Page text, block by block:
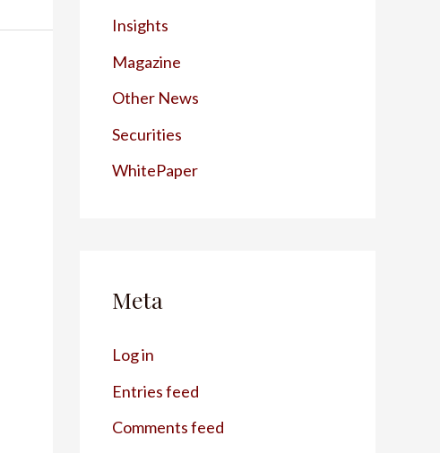
Insights
Magazine
Other News
Securities
WhitePaper
Meta
Log in
Entries feed
Comments feed